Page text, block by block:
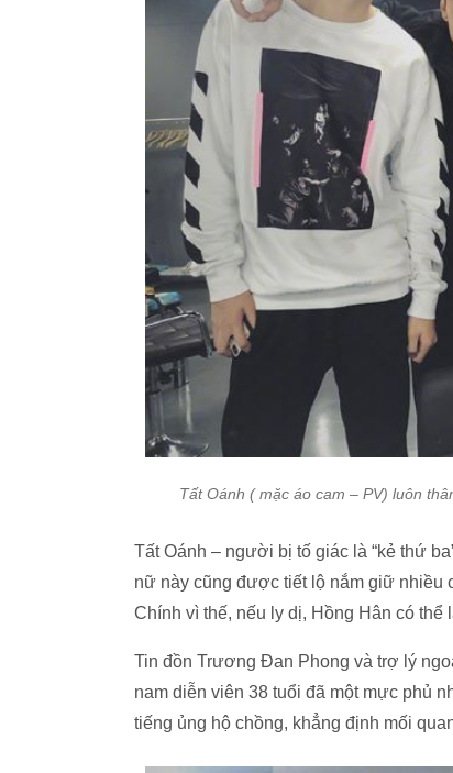
Tất Oánh ( mặc áo cam – PV) luôn
Tất Oánh – người bị tố giác là “kẻ thứ
nữ này cũng được tiết lộ nắm giữ nhiều
Chính vì thế, nếu ly dị, Hồng Hân có
Tin đồn Trương Đan Phong và trợ lý
nam diễn viên 38 tuổi đã một mực phủ
tiếng ủng hộ chồng, khẳng định mối